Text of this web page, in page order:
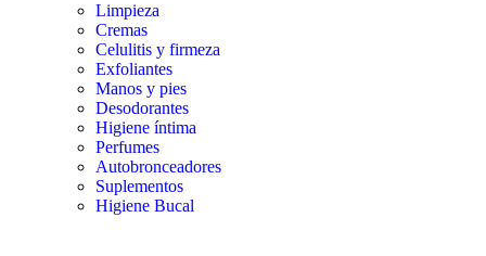
Limpieza
Cremas
Celulitis y firmeza
Exfoliantes
Manos y pies
Desodorantes
Higiene íntima
Perfumes
Autobronceadores
Suplementos
Higiene Bucal